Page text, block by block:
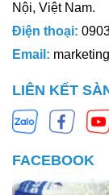
Nội, Việt Nam.
Điện thoại:
Email:
LIÊN KẾT
FACEBOOK